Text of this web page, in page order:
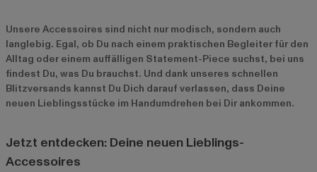
Unsere Accessoires sind nicht nur modisch, sondern auch
langlebig. Egal, ob Du nach einem praktischen Begleiter für den
Alltag oder einem auffälligen Statement-Piece suchst, bei uns
findest Du, was Du brauchst. Und dank unseres schnellen
Blitzversands kannst Du Dich darauf verlassen, dass Deine
neuen Lieblingsstücke im Handumdrehen bei Dir ankommen.
Jetzt entdecken: Deine neuen Lieblings-
Accessoires